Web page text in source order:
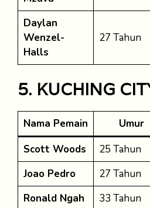
Daylan
Wenzel-
Halls
27 Tahun
5. KUCHING
Nama Pemain Umur
Scott Woods
25 Tahun
Joao Pedro
27 Tahun
Ronald Ngah
33 Tahun